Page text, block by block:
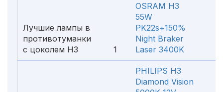
Лучшие лампы в
противотуманки
с цоколем H3
1
OSRAM H3
55W
PK22s+150%
Night Braker
Laser 3400K
PHILIPS H3
Diamond Vision